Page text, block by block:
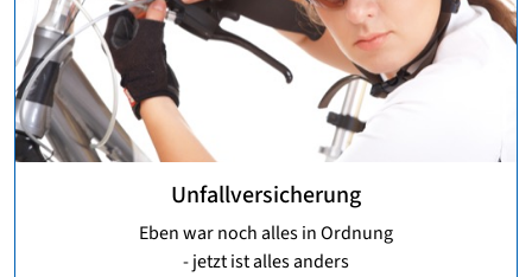
Unfallversicherung
Eben war noch alles in Ordnung
- jetzt ist alles anders